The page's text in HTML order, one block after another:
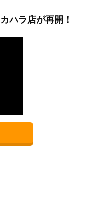
ハラ店が再開！